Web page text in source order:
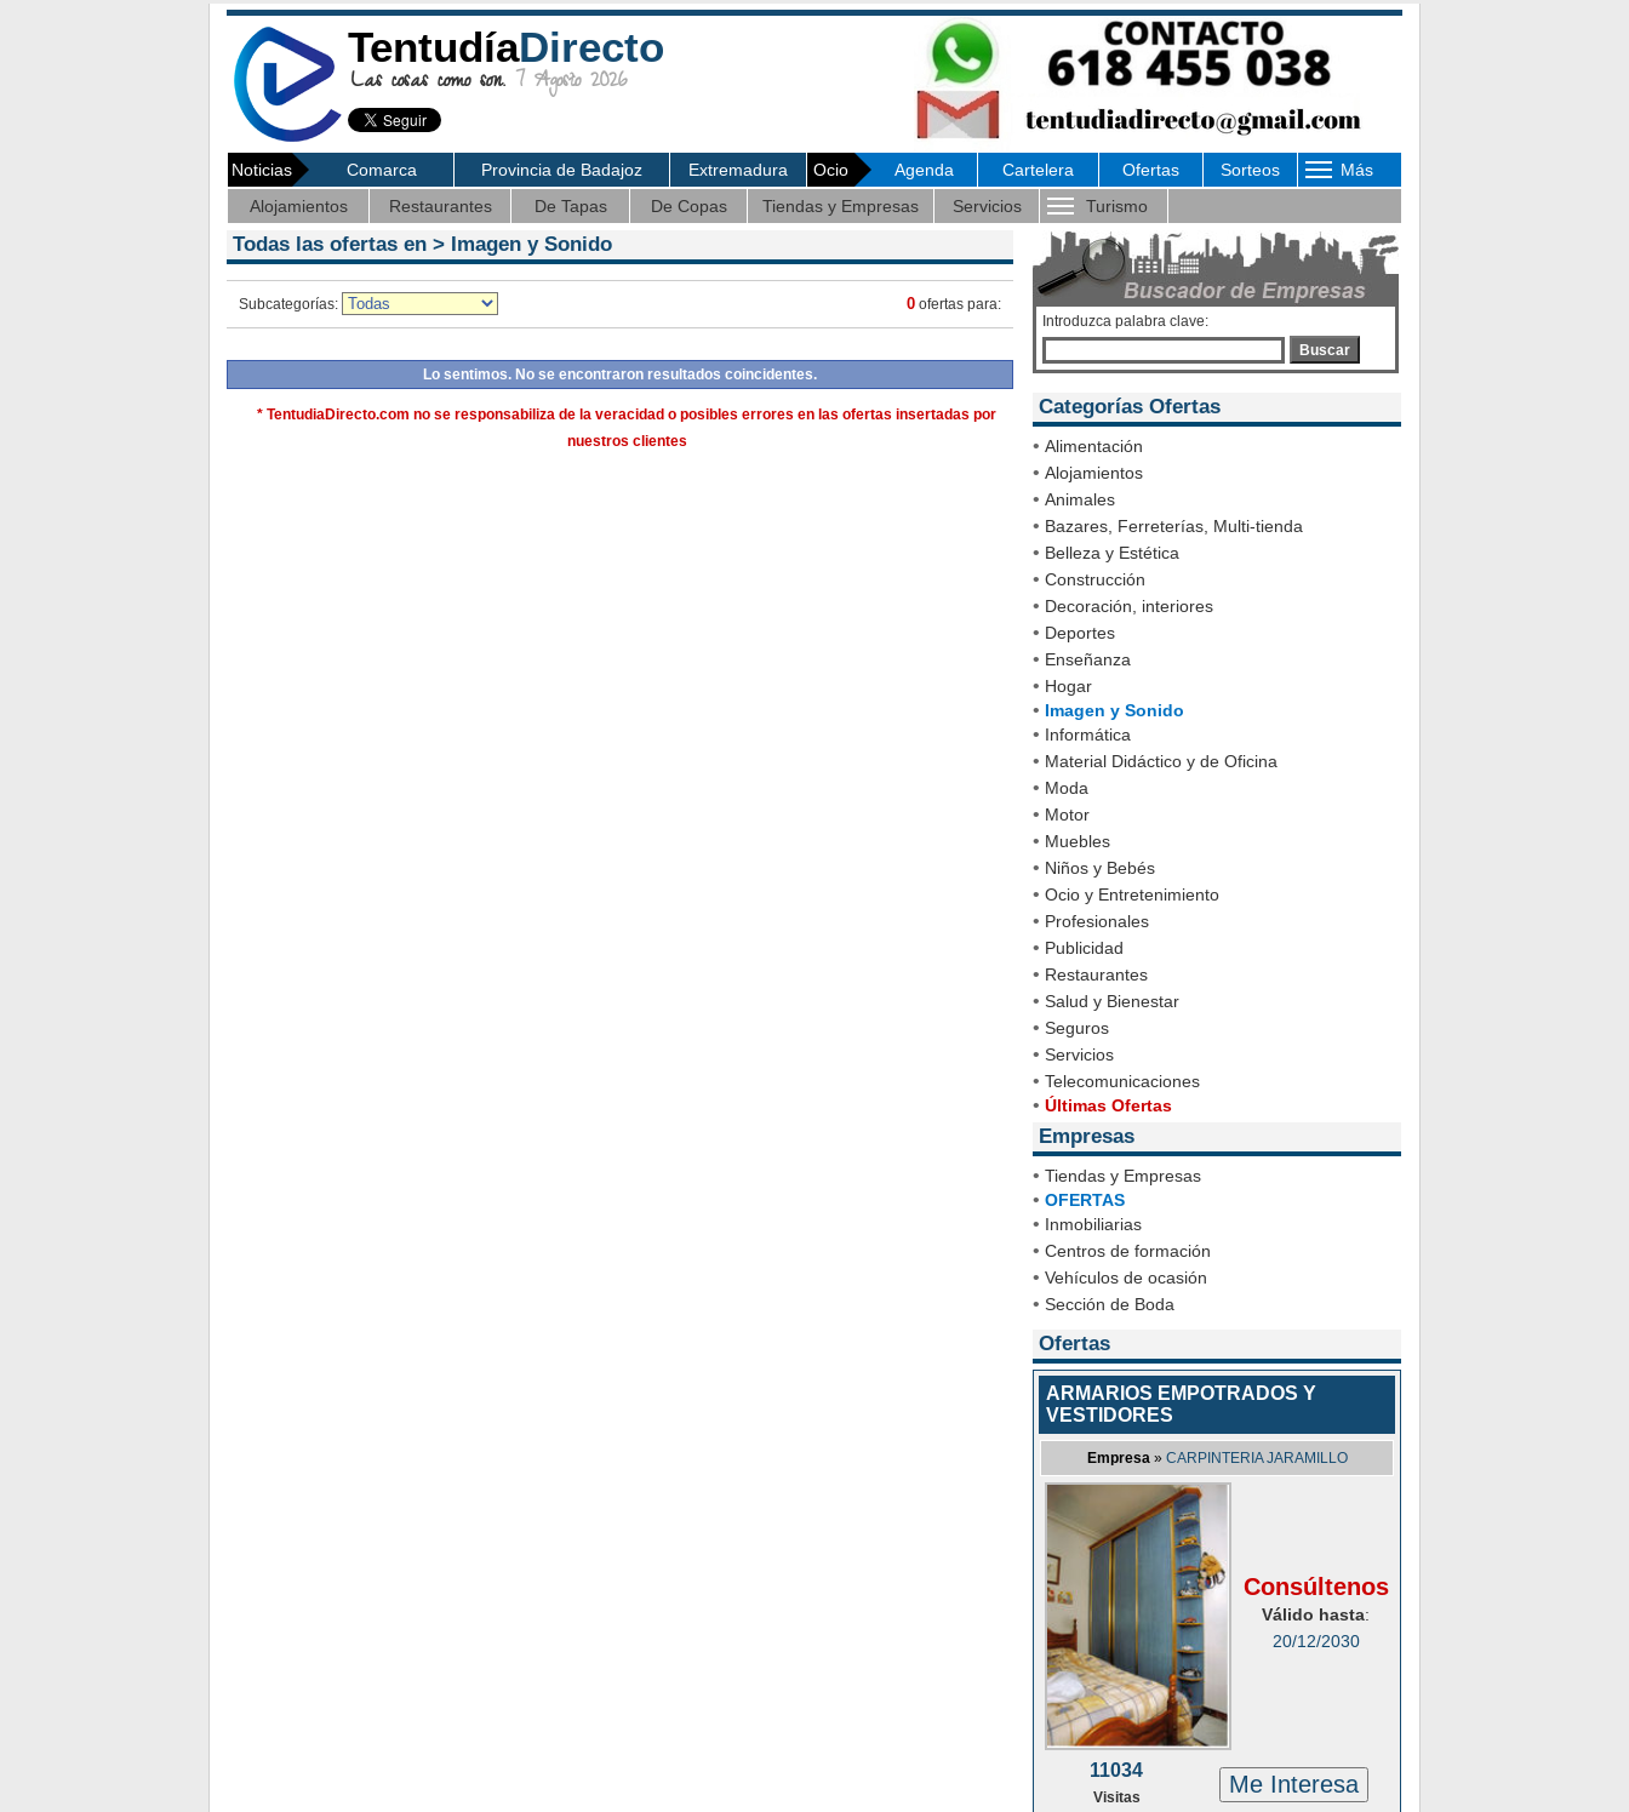
TentudíaDirecto
Las cosas como son. 7 Agosto 2026
Noticias Comarca Provincia de Badajoz Extremadura Ocio Agenda Cartelera Ofertas Sorteos
Más
Alojamientos
Restaurantes De Tapas De Copas Tiendas y Empresas Servicios Turismo
Todas las ofertas en > Imagen y Sonido
Subcategorías: 0 ofertas para:
Lo sentimos. No se encontraron resultados coincidentes.
* TentudiaDirecto.com no se responsabiliza de la veracidad o posibles errores en las ofertas insertadas por
nuestros clientes
Introduzca palabra clave:
Buscar
Categorías Ofertas
• Alimentación
• Alojamientos
• Animales
• Bazares, Ferreterías, Multi-tienda
• Belleza y Estética
• Construcción
• Decoración, interiores
• Deportes
• Enseñanza
• Hogar
• Imagen y Sonido
• Informática
• Material Didáctico y de Oficina
• Moda
• Motor
• Muebles
• Niños y Bebés
• Ocio y Entretenimiento
• Profesionales
• Publicidad
• Restaurantes
• Salud y Bienestar
• Seguros
• Servicios
• Telecomunicaciones
• Últimas Ofertas
Empresas
• Tiendas y Empresas
• OFERTAS
• Inmobiliarias
• Centros de formación
• Vehículos de ocasión
• Sección de Boda
Ofertas
ARMARIOS EMPOTRADOS Y
VESTIDORES
Empresa» CARPINTERIA JARAMILLO
Consúltenos
Válido hasta:
20/12/2030
11034
Visitas Me Interesa